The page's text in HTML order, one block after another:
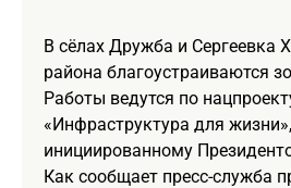
В сёлах Дружба и Сергеевка
района благоустраиваются
Работы ведутся по
«Инфраструктура для жизни»,
инициированному
Как сообщает пресс-служба